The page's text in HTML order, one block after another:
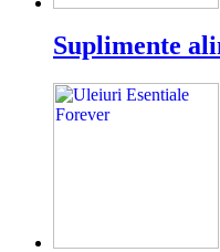
Suplimente